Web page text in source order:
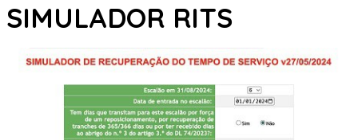
SIMULADOR RITS